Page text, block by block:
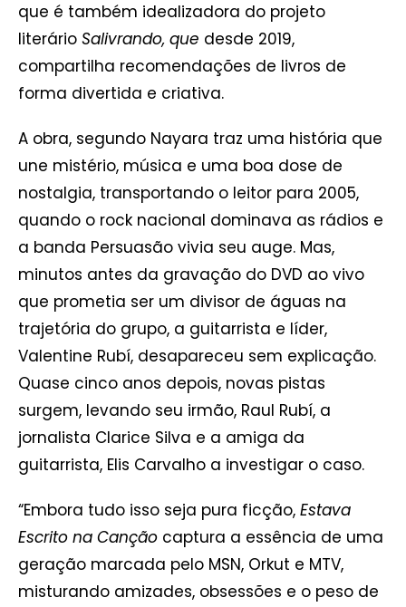
que é também idealizadora do projeto
literário Salivrando, que desde 2019,
compartilha recomendações de livros de
forma divertida e criativa.
A obra, segundo Nayara traz uma história que
une mistério, música e uma boa dose de
nostalgia, transportando o leitor para 2005,
quando o rock nacional dominava as rádios e
a banda Persuasão vivia seu auge. Mas,
minutos antes da gravação do DVD ao vivo
que prometia ser um divisor de águas na
trajetória do grupo, a guitarrista e líder,
Valentine Rubí, desapareceu sem explicação.
Quase cinco anos depois, novas pistas
surgem, levando seu irmão, Raul Rubí, a
jornalista Clarice Silva e a amiga da
guitarrista, Elis Carvalho a investigar o caso.
“Embora tudo isso seja pura ficção, Estava
Escrito na Canção captura a essência de uma
geração marcada pelo MSN, Orkut e MTV,
misturando amizades, obsessões e o peso de